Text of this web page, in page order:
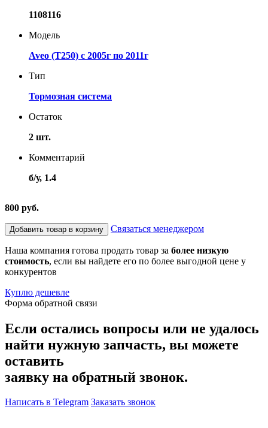
1108116
Модель
Aveo (T250) с 2005г по 2011г
Тип
Тормозная система
Остаток
2 шт.
Комментарий
б/у, 1.4
800 руб.
Добавить товар в корзину Связаться менеджером
Наша компания готова продать товар за более низкую
стоимость, если вы найдете его по более выгодной цене у
конкурентов
Куплю дешевле
Форма обратной связи
Если остались вопросы или не удалось
найти нужную запчасть, вы можете
оставить
заявку на обратный звонок.
Написать в Telegram Заказать звонок